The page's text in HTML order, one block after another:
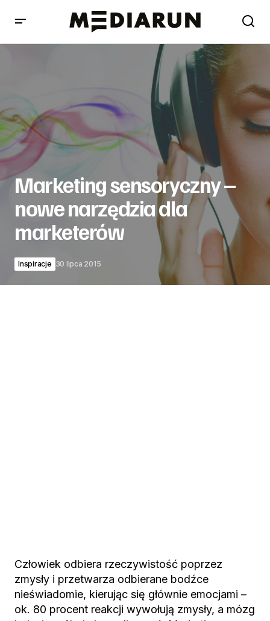
Marketing sensoryczny – nowe narzędzia dla
Marketing sensoryczny –
nowe narzędzia dla
marketerów
Inspiracje 30 lipca 2015
Człowiek odbiera rzeczywistość poprzez
zmysły i przetwarza odbierane bodźce
nieświadomie, kierując się głównie emocjami –
ok. 80 procent reakcji wywołują zmysły, a mózg